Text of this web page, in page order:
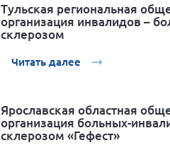
Тульская региональная
организация инвалидов –
склерозом
Читать далее
Ярославская областная
организация больных-
склерозом «Гефест»